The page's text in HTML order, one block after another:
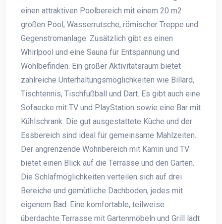
einen attraktiven Poolbereich mit einem 20 m2
großen Pool, Wasserrutsche, römischer Treppe und
Gegenstromanlage. Zusätzlich gibt es einen
Whirlpool und eine Sauna für Entspannung und
Wohlbefinden. Ein großer Aktivitätsraum bietet
zahlreiche Unterhaltungsmöglichkeiten wie Billard,
Tischtennis, Tischfußball und Dart. Es gibt auch eine
Sofaecke mit TV und PlayStation sowie eine Bar mit
Kühlschrank. Die gut ausgestattete Küche und der
Essbereich sind ideal für gemeinsame Mahlzeiten.
Der angrenzende Wohnbereich mit Kamin und TV
bietet einen Blick auf die Terrasse und den Garten.
Die Schlafmöglichkeiten verteilen sich auf drei
Bereiche und gemütliche Dachböden, jedes mit
eigenem Bad. Eine komfortable, teilweise
überdachte Terrasse mit Gartenmöbeln und Grill lädt